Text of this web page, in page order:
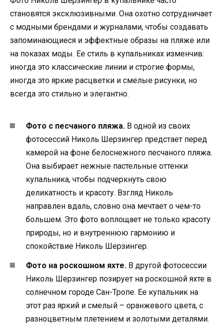
становятся эксклюзивными. Она охотно сотрудничает
с модными брендами и журналами, чтобы создавать
запоминающиеся и эффектные образы на пляже или
на показах моды. Ее стиль в купальниках изменчив:
иногда это классические линии и строгие формы,
иногда это яркие расцветки и смелые рисунки, но
всегда это стильно и элегантно.
Фото с песчаного пляжа. В одной из своих
фотосессий Николь Шерзингер предстает перед
камерой на фоне белоснежного песчаного пляжа.
Она выбирает нежные пастельные оттенки
купальника, чтобы подчеркнуть свою
деликатность и красоту. Взгляд Николь
направлен вдаль, словно она мечтает о чем-то
большем. Это фото воплощает не только красоту
природы, но и внутреннюю гармонию и
спокойствие Николь Шерзингер.
Фото на роскошном яхте. В другой фотосессии
Николь Шерзингер позирует на роскошной яхте в
солнечном городе Сан-Тропе. Ее купальник на
этот раз яркий и смелый – оранжевого цвета, с
разноцветным плетением и золотыми деталями.